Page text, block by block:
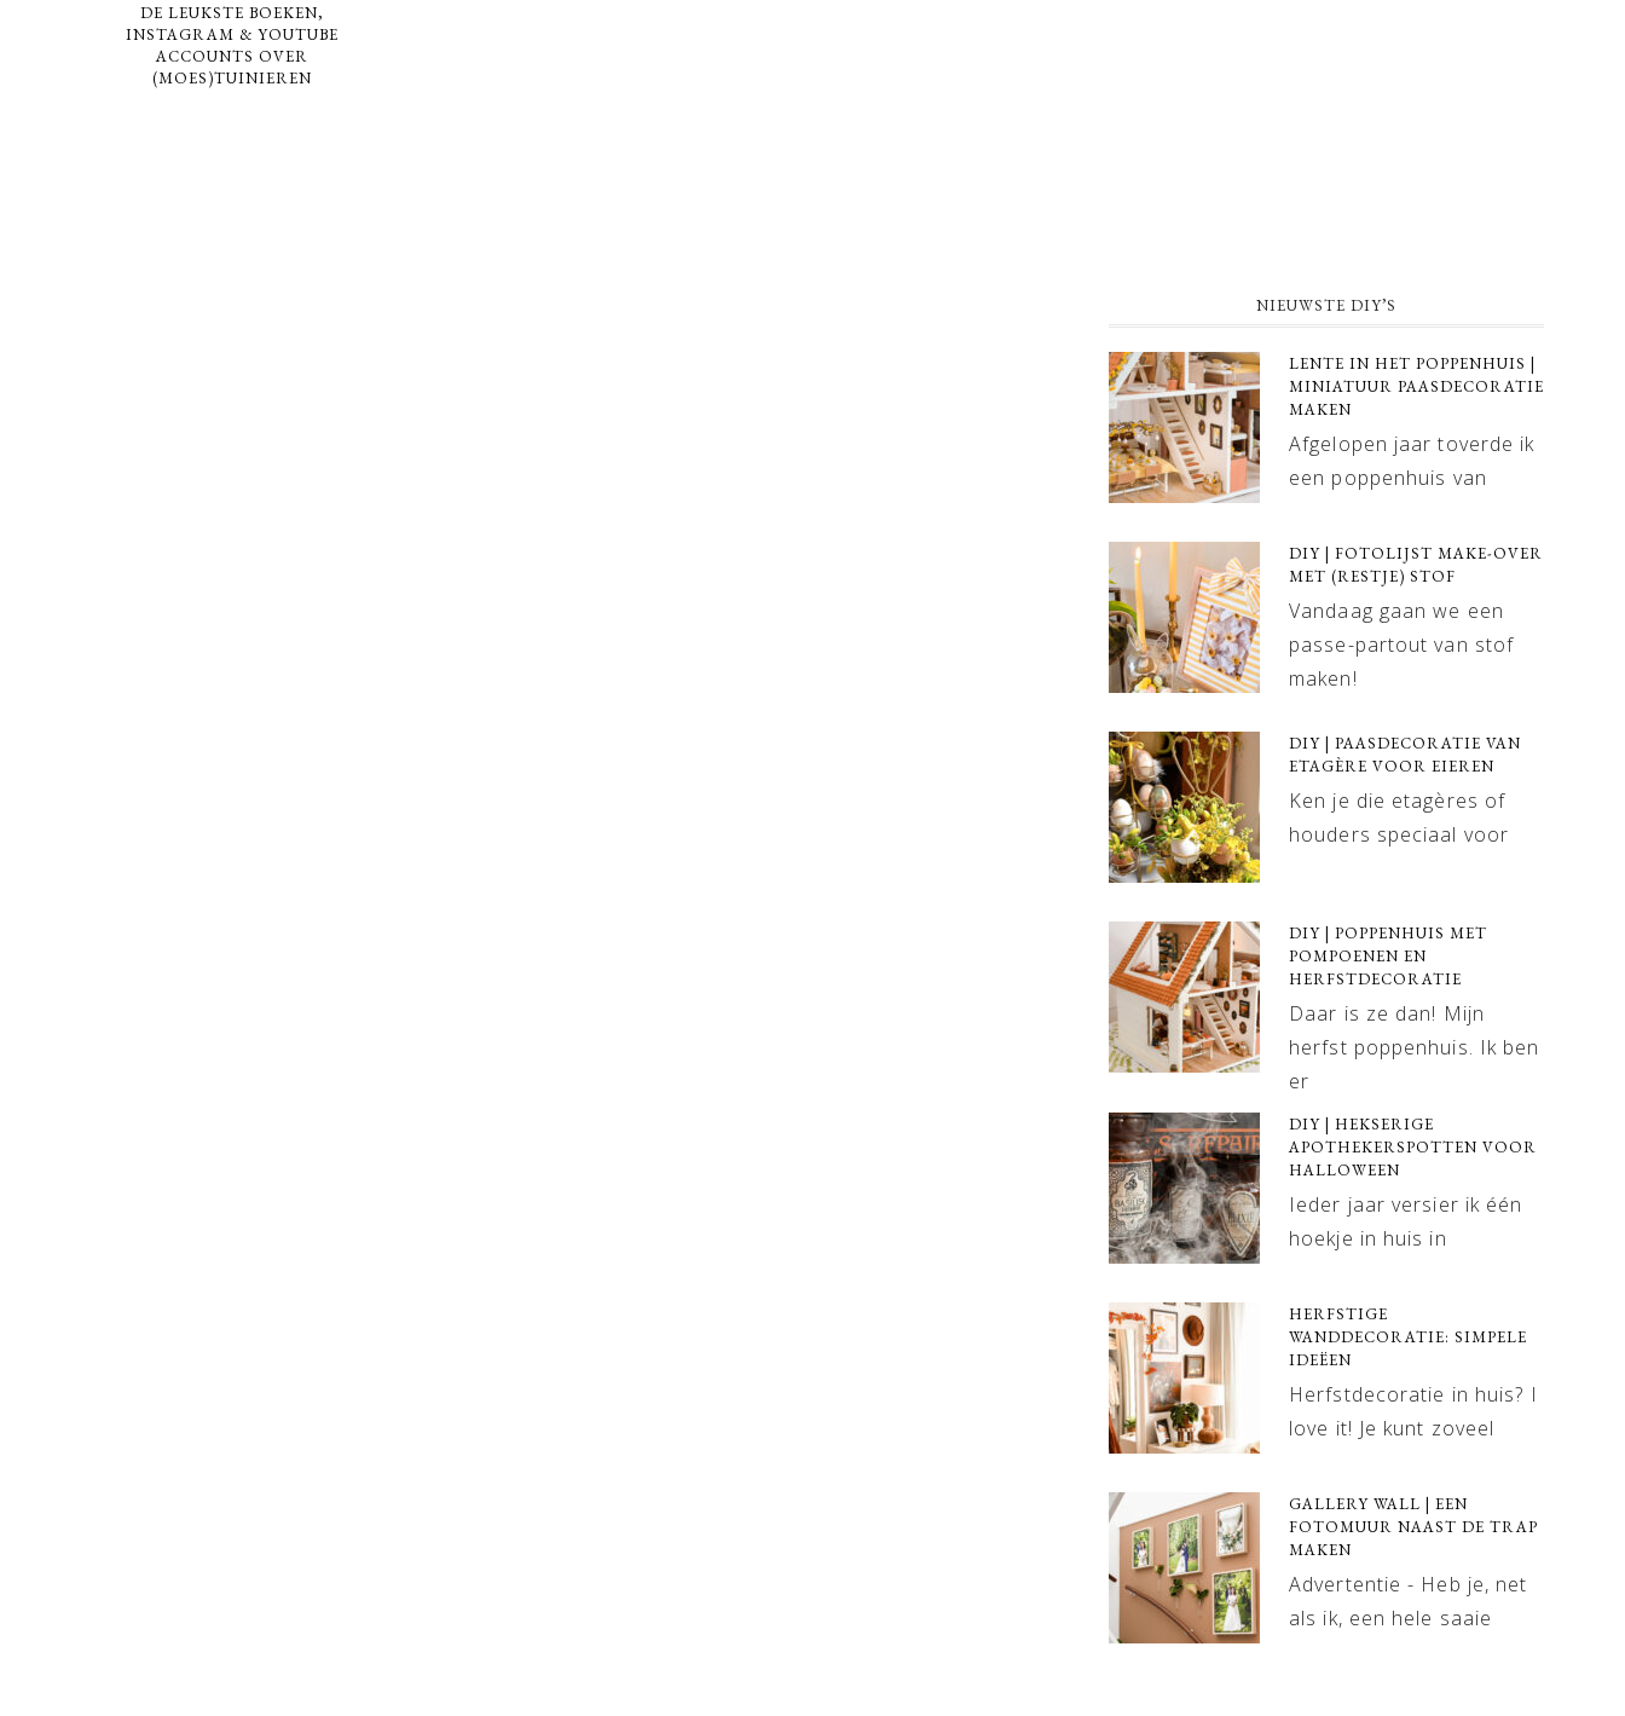
DE LEUKSTE BOEKEN,
INSTAGRAM & YOUTUBE
ACCOUNTS OVER
(MOES)TUINIEREN
NIEUWSTE DIY’S
LENTE IN HET POPPENHUIS |
MINIATUUR PAASDECORATIE
MAKEN
Afgelopen jaar toverde ik
een poppenhuis van
DIY | FOTOLIJST MAKE-OVER
MET (RESTJE) STOF
Vandaag gaan we een
passe-partout van stof
maken!
DIY | PAASDECORATIE VAN
ETAGÈRE VOOR EIEREN
Ken je die etagères of
houders speciaal voor
DIY | POPPENHUIS MET
POMPOENEN EN
HERFSTDECORATIE
Daar is ze dan! Mijn
herfst poppenhuis. Ik ben
er
DIY | HEKSERIGE
APOTHEKERSPOTTEN VOOR
HALLOWEEN
Ieder jaar versier ik één
hoekje in huis in
HERFSTIGE
WANDDECORATIE: SIMPELE
IDEËEN
Herfstdecoratie in huis? I
love it! Je kunt zoveel
GALLERY WALL | EEN
FOTOMUUR NAAST DE TRAP
MAKEN
Advertentie - Heb je, net
als ik, een hele saaie